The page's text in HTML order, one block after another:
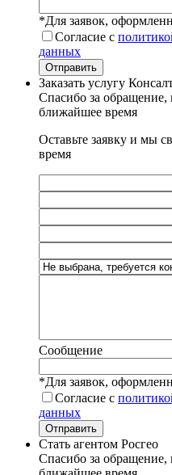
*Для заявок,
Согласие с
данных
Отправить
Заказать услугу
Спасибо за
ближайшее время
Оставьте заявку и мы
время
Сообщение
*Для заявок,
Согласие с
данных
Отправить
Стать агентом Росгео
Спасибо за